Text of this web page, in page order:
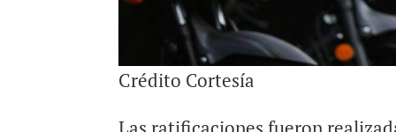
Crédito Cortesía